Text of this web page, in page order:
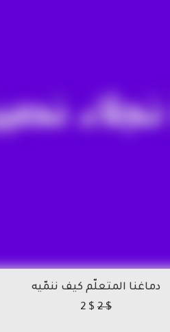
دماغنا المتعلّم كيف ننمّيه
2$
2 $